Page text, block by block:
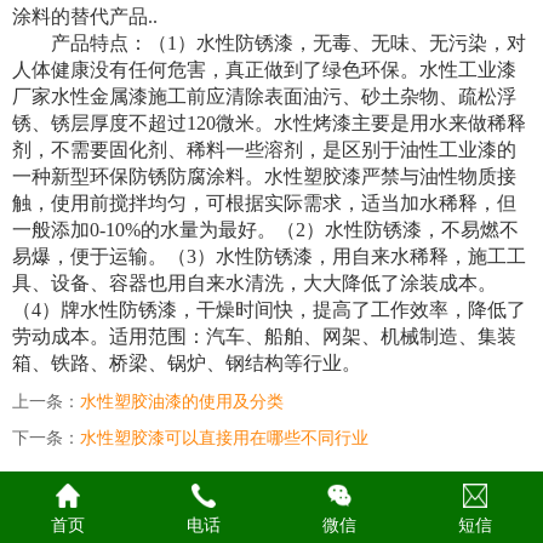
涂料的替代产品..
产品特点：（1）水性防锈漆，无毒、无味、无污染，对
人体健康没有任何危害，真正做到了绿色环保。 水性工业漆
厂家水性金属漆施工前应清除表面油污、砂土杂物、疏松浮
锈、锈层厚度不超过120微米。 水性烤漆主要是用水来做稀释
剂，不需要固化剂、稀料一些溶剂，是区别于油性工业漆的
一种新型环保防锈防腐涂料。 水性塑胶漆严禁与油性物质接
触，使用前搅拌均匀，可根据实际需求，适当加水稀释，但
一般添加0-10%的水量为最好。（2）水性防锈漆，不易燃不
易爆，便于运输。（3）水性防锈漆，用自来水稀释，施工工
具、设备、容器也用自来水清洗，大大降低了涂装成本。
（4）牌水性防锈漆，干燥时间快，提高了工作效率，降低了
劳动成本。适用范围：汽车、船舶、网架、机械制造、集装
箱、铁路、桥梁、锅炉、钢结构等行业。
上一条： 水性塑胶油漆的使用及分类
下一条： 水性塑胶漆可以直接用在哪些不同行业
首页 电话 微信 短信